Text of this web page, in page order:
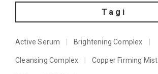
Tagi
Active Serum Brightening Complex
Cleansing Complex Copper Firming Mist